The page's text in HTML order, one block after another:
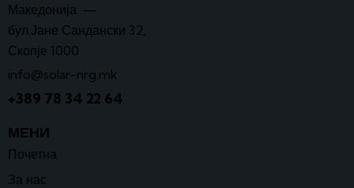
Македонија —
бул.Јане Сандански 32,
Скопје 1000
info@solar-nrg.mk
+389 78 34 22 64
МЕНИ
Почетна
За нас